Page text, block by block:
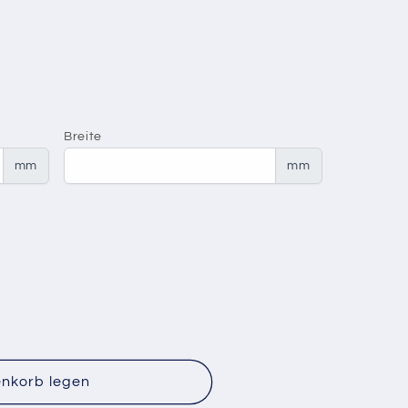
mm
Breite
mm
legen